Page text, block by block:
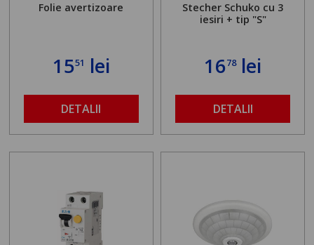
Folie avertizoare
1551 lei
DETALII
Stecher Schuko cu 3
iesiri + tip "S"
1678lei
DETALII